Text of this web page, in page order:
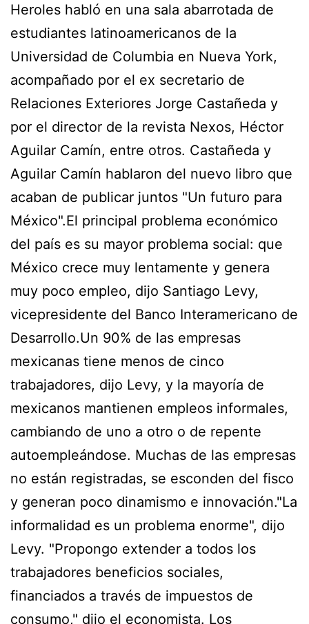
Heroles habló en una sala abarrotada de
estudiantes latinoamericanos de la
Universidad de Columbia en Nueva York,
acompañado por el ex secretario de
Relaciones Exteriores Jorge Castañeda y
por el director de la revista Nexos, Héctor
Aguilar Camín, entre otros. Castañeda y
Aguilar Camín hablaron del nuevo libro que
acaban de publicar juntos "Un futuro para
México".El principal problema económico
del país es su mayor problema social: que
México crece muy lentamente y genera
muy poco empleo, dijo Santiago Levy,
vicepresidente del Banco Interamericano de
Desarrollo.Un 90% de las empresas
mexicanas tiene menos de cinco
trabajadores, dijo Levy, y la mayoría de
mexicanos mantienen empleos informales,
cambiando de uno a otro o de repente
autoempleándose. Muchas de las empresas
no están registradas, se esconden del fisco
y generan poco dinamismo e innovación."La
informalidad es un problema enorme", dijo
Levy. "Propongo extender a todos los
trabajadores beneficios sociales,
financiados a través de impuestos de
consumo," dijo el economista. Los